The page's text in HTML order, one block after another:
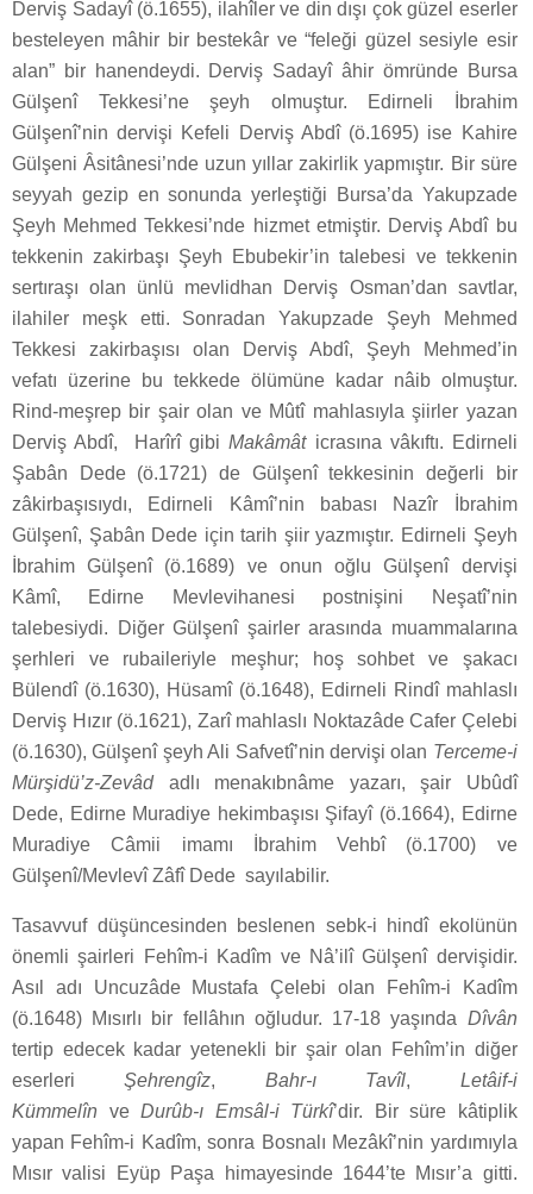
Derviş Sadayî (ö.1655), ilahîler ve din dışı çok güzel eserler
besteleyen mâhir bir bestekâr ve “feleği güzel sesiyle esir
alan” bir hanendeydi. Derviş Sadayî âhir ömründe Bursa
Gülşenî Tekkesi’ne şeyh olmuştur. Edirneli İbrahim
Gülşenî’nin dervişi Kefeli Derviş Abdî (ö.1695) ise Kahire
Gülşeni Âsitânesi’nde uzun yıllar zakirlik yapmıştır. Bir süre
seyyah gezip en sonunda yerleştiği Bursa’da Yakupzade
Şeyh Mehmed Tekkesi’nde hizmet etmiştir. Derviş Abdî bu
tekkenin zakirbaşı Şeyh Ebubekir’in talebesi ve tekkenin
sertıraşı olan ünlü mevlidhan Derviş Osman’dan savtlar,
ilahiler meşk etti. Sonradan Yakupzade Şeyh Mehmed
Tekkesi zakirbaşısı olan Derviş Abdî, Şeyh Mehmed’in
vefatı üzerine bu tekkede ölümüne kadar nâib olmuştur.
Rind-meşrep bir şair olan ve Mûtî mahlasıyla şiirler yazan
Derviş Abdî, Harîrî gibiMakâmât icrasına vâkıftı. Edirneli
Şabân Dede (ö.1721) de Gülşenî tekkesinin değerli bir
zâkirbaşısıydı, Edirneli Kâmî’nin babası Nazîr İbrahim
Gülşenî, Şabân Dede için tarih şiir yazmıştır. Edirneli Şeyh
İbrahim Gülşenî (ö.1689) ve onun oğlu Gülşenî dervişi
Kâmî, Edirne Mevlevihanesi postnişini Neşatî’nin
talebesiydi. Diğer Gülşenî şairler arasında muammalarına
şerhleri ve rubaileriyle meşhur; hoş sohbet ve şakacı
Bülendî (ö.1630), Hüsamî (ö.1648), Edirneli Rindî mahlaslı
Derviş Hızır (ö.1621), Zarî mahlaslı Noktazâde Cafer Çelebi
(ö.1630), Gülşenî şeyh Ali Safvetî’nin dervişi olan Terceme-i
Mürşidü’z-Zevâdadlı menakıbnâme yazarı, şair Ubûdî
Dede, Edirne Muradiye hekimbaşısı Şifayî (ö.1664), Edirne
Muradiye Câmii imamı İbrahim Vehbî (ö.1700) ve
Gülşenî/Mevlevî Zâfî Dede sayılabilir.
Tasavvuf düşüncesinden beslenen sebk-i hindî ekolünün
önemli şairleri Fehîm-i Kadîm ve Nâ’ilî Gülşenî dervişidir.
Asıl adı Uncuzâde Mustafa Çelebi olan Fehîm-i Kadîm
(ö.1648) Mısırlı bir fellâhın oğludur. 17-18 yaşında Dîvân
tertip edecek kadar yetenekli bir şair olan Fehîm’in diğer
eserleriŞehrengîz, Bahr-ı Tavîl, Letâif-i
Kümmelîn veDurûb-ı Emsâl-i Türkî’dir. Bir süre kâtiplik
yapan Fehîm-i Kadîm, sonra Bosnalı Mezâkî’nin yardımıyla
Mısır valisi Eyüp Paşa himayesinde 1644’te Mısır’a gitti.